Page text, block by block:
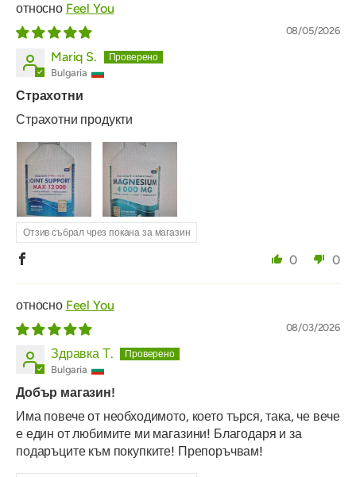
Feel You
08/05/2026
Mariq S.
Bulgaria
Страхотни
Страхотни продукти
Отзив събрал чрез покана за магазин
0 0
Feel You
08/03/2026
Здравка Т.
Bulgaria
Добър магазин!
Има повече от необходимото, което търся, така, че вече
е един от любимите ми магазини! Благодаря и за
подаръците към покупките! Препоръчвам!